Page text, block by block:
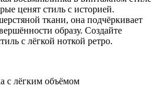
ценят стиль с историей.
ткани, она подчёркивает
образу. Создайте
с лёгкой ноткой ретро.
с лёгким объёмом